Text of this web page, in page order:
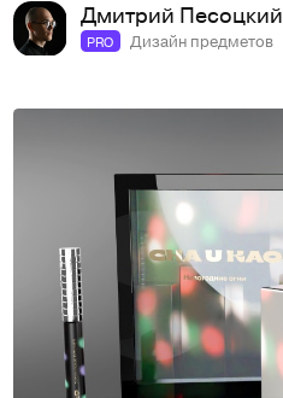
Дмитрий Песоцкий
PRO Дизайн предметов